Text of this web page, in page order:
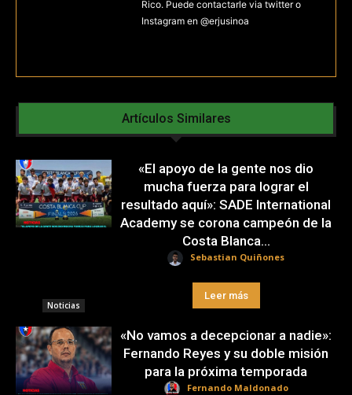
Rico. Puede contactarle via twitter o
Instagram en @erjusinoa
Artículos Similares
Noticias
«El apoyo de la gente nos dio
mucha fuerza para lograr el
resultado aquí»: SADE International
Academy se corona campeón de la
Costa Blanca...
Sebastian Quiñones
Leer más
«No vamos a decepcionar a nadie»:
Fernando Reyes y su doble misión
para la próxima temporada
Fernando Maldonado